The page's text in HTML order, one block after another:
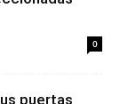
0
puertas